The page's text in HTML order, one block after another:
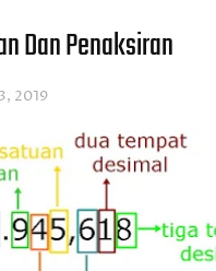
Dan Penaksiran
2019